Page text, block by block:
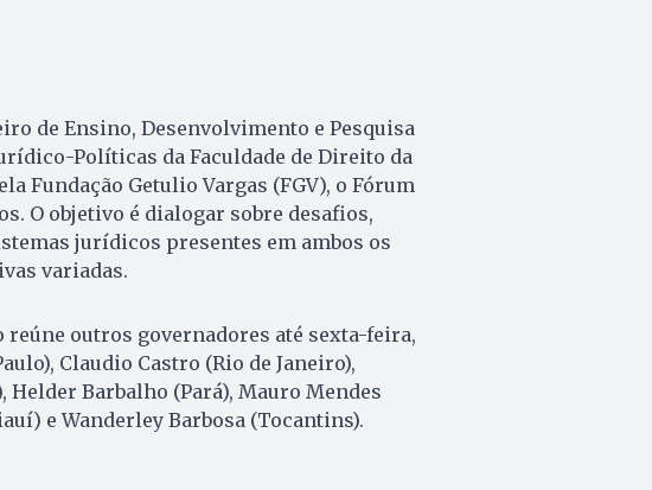
de Ensino, Desenvolvimento e Pesquisa
Políticas da Faculdade de Direito da
Fundação Getulio Vargas (FGV), o Fórum
O objetivo é dialogar sobre desafios,
jurídicos presentes em ambos os
variadas.
reúne outros governadores até sexta-feira,
Claudio Castro (Rio de Janeiro),
Helder Barbalho (Pará), Mauro Mendes
e Wanderley Barbosa (Tocantins).